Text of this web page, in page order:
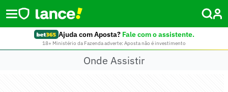
Ajuda com Aposta? Fale com o assistente.
18+ Ministério da Fazenda adverte: Aposta não é investimento
Onde Assistir